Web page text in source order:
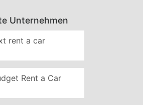
Unternehmen
rent a car
Rent a Car